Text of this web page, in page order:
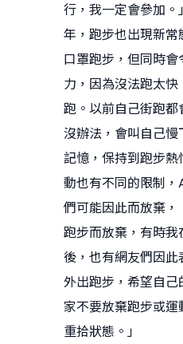
行，我一定會參加
年，跑步也出現新
口罩跑步，但同時
力，因為沒法跑太
跑。以前自己街跑
沒辦法，會叫自己
記憶，保持到跑步
動也有不同的限制
們可能因此而放棄
跑步而放棄，有時
後，也有網友們因
外出跑步，希望自
家不要放棄跑步或
重拾狀態。」